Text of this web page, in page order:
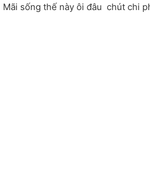
Mãi sống thế này ôi đâu chút chi